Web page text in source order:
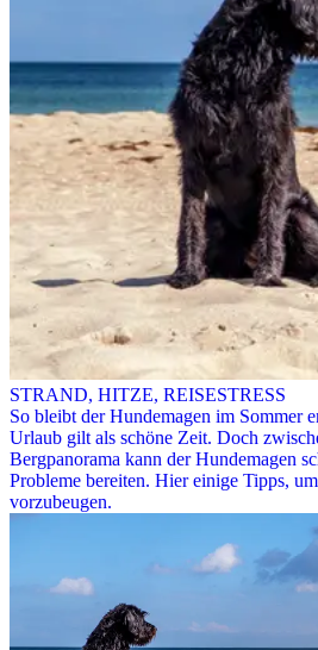
STRAND, HITZE, REISESTRESS
So bleibt der Hundemagen im Sommer
Urlaub gilt als schöne Zeit. Doch
Bergpanorama kann der Hundemagen
Probleme bereiten. Hier einige Tipps,
vorzubeugen.